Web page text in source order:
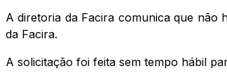
A diretoria da Facira comunica que não
da Facira.
A solicitação foi feita sem tempo hábil